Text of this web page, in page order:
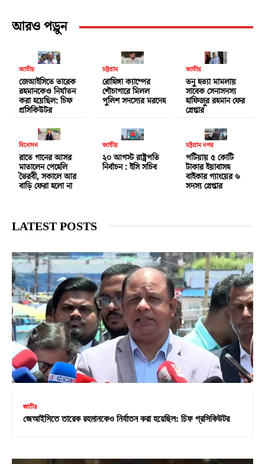
আরও পড়ুন
জাতীয়
জেআইসিতে তারেক
রহমানকেও নির্যাতন
করা হয়েছিল: চিফ
প্রসিকিউটর
চট্টগ্রাম
রোহিঙ্গা ক্যাম্পের
শৌচাগারে মিলল
পুলিশ সদস্যের মরদেহ
জাতীয়
তনু হত্যা মামলায়
সাবেক সেনাসদস্য
হাফিজুর রহমান ফের
গ্রেপ্তার
বিনোদন
রাতে গানের আসর
মাতালেন পেহেলি
ভৈরবী, সকালে আর
বাড়ি ফেরা হলো না
জাতীয়
২০ আগস্ট রাষ্ট্রপতি
নির্বাচন : ইসি সচিব
চট্টগ্রাম নগর
পটিয়ায় ৫ কোটি
টাকার ইয়াবাসহ
বাইকার গ্যাংয়ের ৬
সদস্য গ্রেপ্তার
LATEST POSTS
জাতীয়
জেআইসিতে তারেক রহমানকেও নির্যাতন করা হয়েছিল: চিফ প্রসিকিউটর